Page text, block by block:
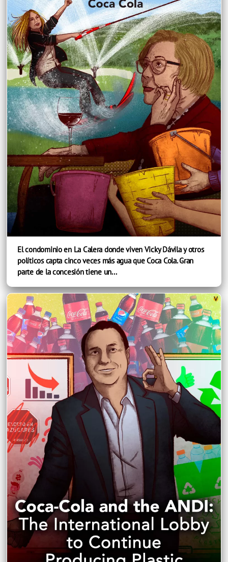
El condominio en La Calera donde viven Vicky Dávila y otros
políticos capta cinco veces más agua que Coca Cola. Gran
parte de la concesión tiene un...